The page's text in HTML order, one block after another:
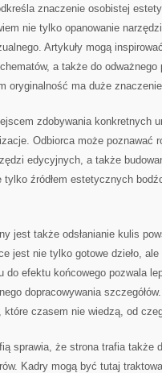
znaczenie osobistej
nie tylko opanowanie
Artykuły mogą
a także do odważnego
oryginalność ma duże
zdobywania konkretnych
Odbiorca może poznawać
edycyjnych, a także
źródłem estetycznych
jest także odsłanianie kulis
jest nie tylko gotowe dzieło,
do efektu końcowego pozwala
dopracowywania
które czasem nie wiedzą, od
sprawia, że strona trafia także
Kadry mogą być tutaj